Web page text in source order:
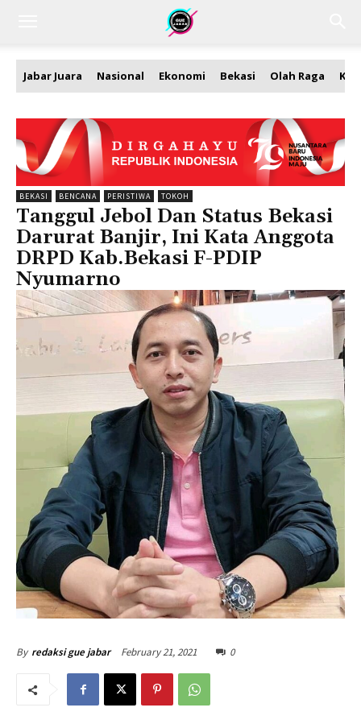
Jabar Juara Nasional Ekonomi Bekasi Olah Raga
BEKASI BENCANA PERISTIWA TOKOH
Tanggul Jebol Dan Status Bekasi
Darurat Banjir, Ini Kata Anggota
DRPD Kab.Bekasi F-PDIP
Nyumarno
By redaksi gue jabar February 21, 2021 0